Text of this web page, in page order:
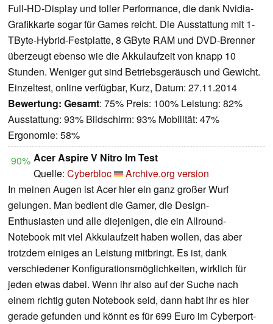
Full-HD-Display und toller Performance, die dank Nvidia-
Grafikkarte sogar für Games reicht. Die Ausstattung mit 1-
TByte-Hybrid-Festplatte, 8 GByte RAM und DVD-Brenner
überzeugt ebenso wie die Akkulaufzeit von knapp 10
Stunden. Weniger gut sind Betriebsgeräusch und Gewicht.
Einzeltest, online verfügbar, Kurz, Datum: 27.11.2014
Bewertung: Gesamt: 75% Preis: 100% Leistung: 82%
Ausstattung: 93% Bildschirm: 93% Mobilität: 47%
Ergonomie: 58%
90% Acer Aspire V Nitro Im Test
Quelle: Cyberbloc
Archive.org version
In meinen Augen ist Acer hier ein ganz großer Wurf
gelungen. Man bedient die Gamer, die Design-
Enthusiasten und alle diejenigen, die ein Allround-
Notebook mit viel Akkulaufzeit haben wollen, das aber
trotzdem einiges an Leistung mitbringt. Es ist, dank
verschiedener Konfigurationsmöglichkeiten, wirklich für
jeden etwas dabei. Wenn ihr also auf der Suche nach
einem richtig guten Notebook seid, dann habt ihr es hier
gerade gefunden und könnt es für 699 Euro im Cyberport-